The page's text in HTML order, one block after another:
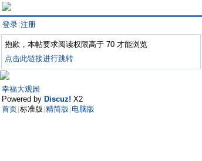
登录 注册
抱歉，本帖要求阅读权限高于 70 才能浏览
点击此链接进行跳转
幸福大观园
Powered by Discuz! X2
首页 标准版 精简版 电脑版